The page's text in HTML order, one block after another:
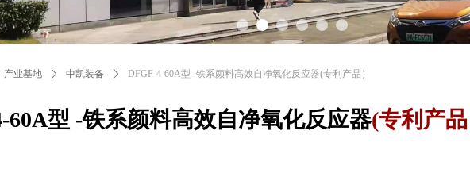
产业基地 ꄲ 中凯装备 ꄲ DFGF-4-60A型 -铁系颜料高效自净氧化反应器(专利产品）
60A型 -铁系颜料高效自净氧化反应器(专利产